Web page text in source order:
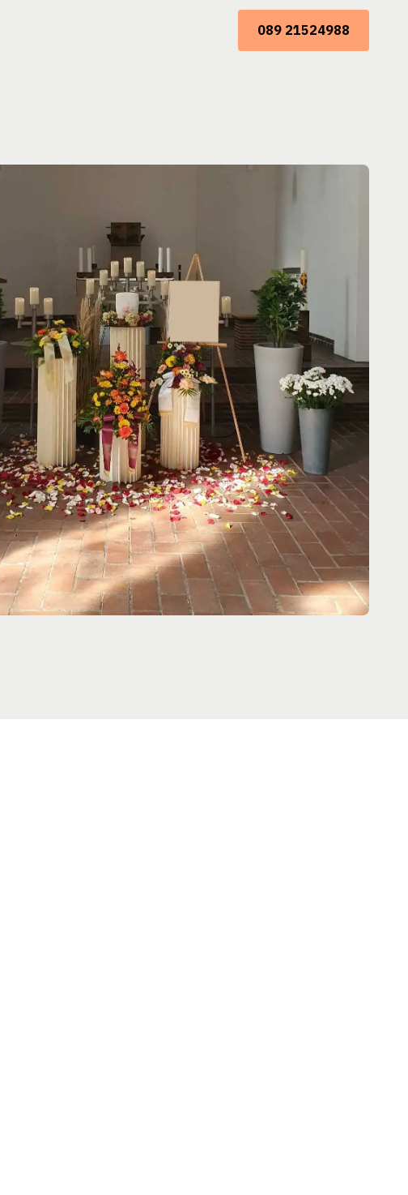
089 21524988